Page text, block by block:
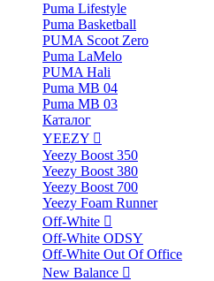
Puma Lifestyle
Puma Basketball
PUMA Scoot Zero
Puma LaMelo
PUMA Hali
Puma MB 04
Puma MB 03
Каталог
YEEZY
Yeezy Boost 350
Yeezy Boost 380
Yeezy Boost 700
Yeezy Foam Runner
Off-White
Off-White ODSY
Off-White Out Of Office
New Balance